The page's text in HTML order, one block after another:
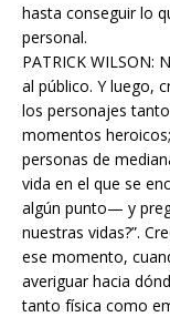
hasta conseguir lo
personal.
PATRICK WILSON:
al público. Y luego,
los personajes
momentos
personas de
vida en el que se
algún punto— y
nuestras vidas?”.
ese momento,
averiguar hacia
tanto física como